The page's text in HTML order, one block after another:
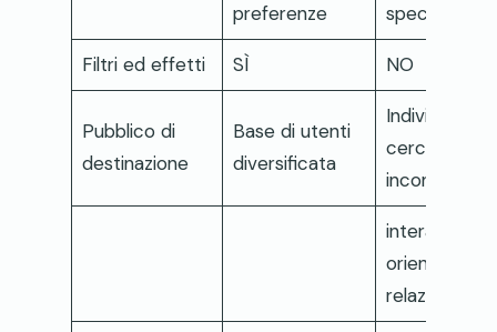
preferenze
specifico
Filtri ed effetti SÌ NO
Pubblico di
destinazione
Base di utenti
diversificata
Individui che
cercano
incontri o
interazioni
orientate alla
relazione